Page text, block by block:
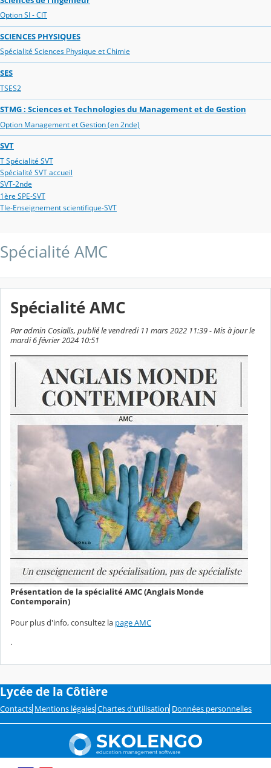
Option SI - CIT
SCIENCES PHYSIQUES
Spécialité Sciences Physique et Chimie
SES
TSES2
STMG : Sciences et Technologies du Management et de Gestion
Option Management et Gestion (en 2nde)
SVT
T Spécialité SVT
Spécialité SVT accueil
SVT-2nde
1ère SPE-SVT
Tle-Enseignement scientifique-SVT
Spécialité AMC
Spécialité AMC
Par admin Cosialls, publié le vendredi 11 mars 2022 11:39 - Mis à jour le
mardi 6 février 2024 10:51
Présentation de la spécialité AMC (Anglais Monde
Contemporain)
Pour plus d'info, consultez la page AMC
.
Lycée de la Côtière
Contacts Mentions légales Chartes d'utilisation Données personnelles